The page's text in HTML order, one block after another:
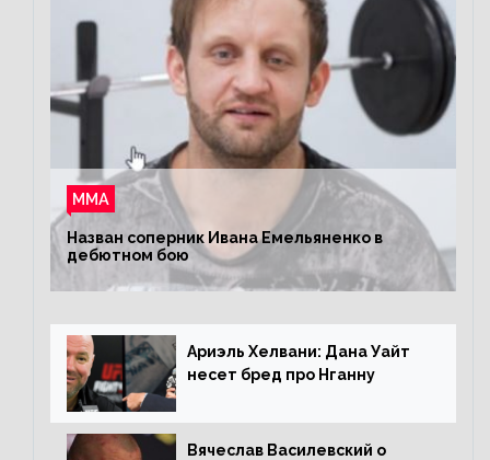
ММА
Назван соперник Ивана Емельяненко в
дебютном бою
Ариэль Хелвани: Дана Уайт
несет бред про Нганну
Вячеслав Василевский о